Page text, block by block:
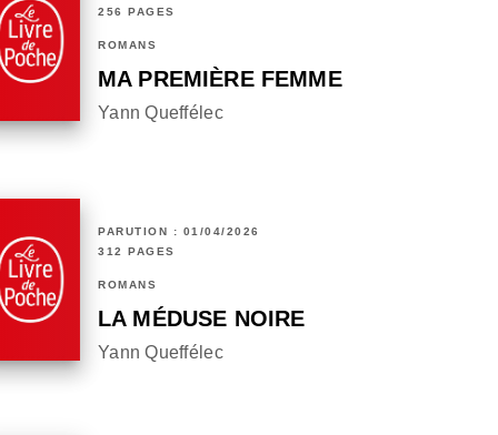
256 PAGES
ROMANS
MA PREMIÈRE FEMME
Yann Queffélec
PARUTION : 01/04/2026
312 PAGES
ROMANS
LA MÉDUSE NOIRE
Yann Queffélec